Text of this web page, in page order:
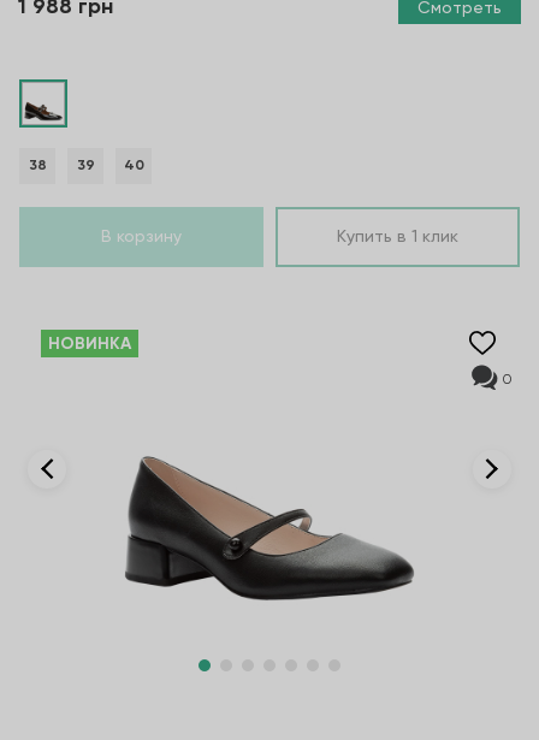
1 988 грн Смотреть
38 39 40
В корзину Купить в 1 клик
НОВИНКА
0